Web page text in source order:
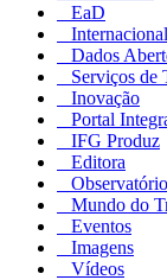
EaD
Internacional
Dados
Serviços de
Inovação
Portal
IFG Produz
Editora
Observatório
Mundo do
Eventos
Imagens
Vídeos